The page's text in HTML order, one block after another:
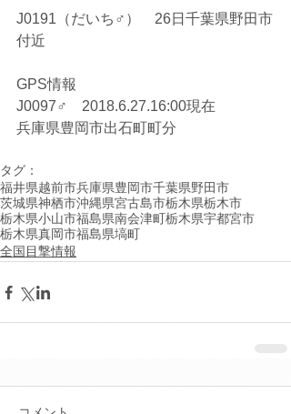
J0191（だいち♂）　26日千葉県野田市
付近
GPS情報
J0097♂　2018.6.27.16:00現在
兵庫県豊岡市出石町町分
タグ：
福井県越前市兵庫県豊岡市千葉県野田市
茨城県神栖市沖縄県宮古島市栃木県栃木市
栃木県小山市福島県南会津町栃木県宇都宮市
栃木県真岡市福島県塙町
全国目撃情報